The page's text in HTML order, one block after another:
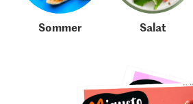
Sommer Salat